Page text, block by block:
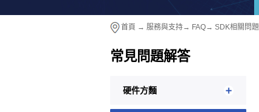
首頁 → 服務與支持→ FAQ→ SDK相關問題
常見問題解答
硬件方麵